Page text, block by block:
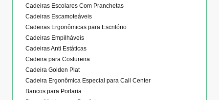
Cadeiras Escolares Com Pranchetas
Cadeiras Escamoteáveis
Cadeiras Ergonômicas para Escritório
Cadeiras Empilháveis
Cadeiras Anti Estáticas
Cadeira para Costureira
Cadeira Golden Plat
Cadeira Ergonômica Especial para Call Center
Bancos para Portaria